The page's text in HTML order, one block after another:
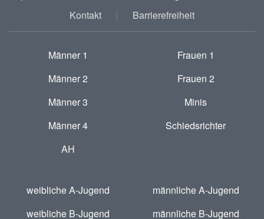
Kontakt
Barrierefreiheit
Männer 1
Männer 2
Männer 3
Männer 4
AH
Frauen 1
Frauen 2
Minis
Schiedsrichter
weibliche A-Jugend
weibliche B-Jugend
männliche A-Jugend
männliche B-Jugend